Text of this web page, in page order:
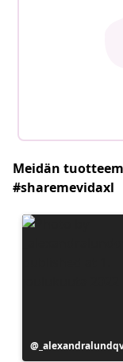
Meidän
#sharemevidaxl
Julkaissut